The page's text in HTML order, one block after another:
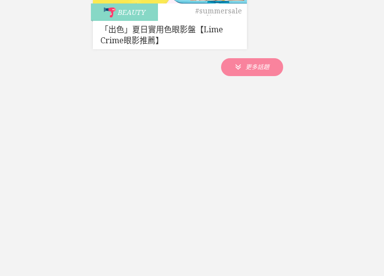
BEAUTY #summersale
#limecrime
「出色」夏日實用色眼影盤【Lime
Crime眼影推薦】
更多話題